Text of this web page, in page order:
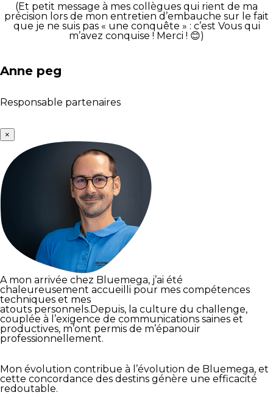
(Et petit message à mes collègues qui rient de ma
précision lors de mon entretien d’embauche sur le fait
que je ne suis pas « une conquête » : c’est Vous qui
m’avez conquise ! Merci ! 😊)
Anne peg
Responsable partenaires
×
A mon arrivée chez Bluemega, j’ai été
chaleureusement accueilli pour mes compétences
techniques et mes
atouts personnels.Depuis, la culture du challenge,
couplée à l’exigence de communications saines et
productives, m’ont permis de m’épanouir
professionnellement.
Mon évolution contribue à l’évolution de Bluemega, et
cette concordance des destins génère une efficacité
redoutable.